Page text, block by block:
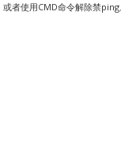
者使用CMD命令解除禁ping